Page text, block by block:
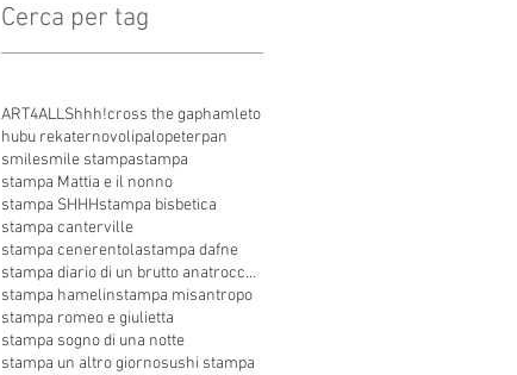
Cerca per tag
ART4ALLShhh!cross the gaphamleto
hubu rekaternovolipalopeterpan
smilesmile stampastampa
stampa Mattia e il nonno
stampa SHHHstampa bisbetica
stampa canterville
stampa cenerentolastampa dafne
stampa diario di un brutto anatroccolo
stampa hamelinstampa misantropo
stampa romeo e giulietta
stampa sogno di una notte
stampa un altro giornosushi stampa